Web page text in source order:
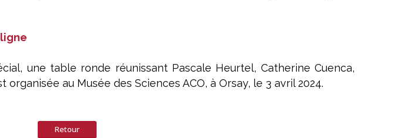
une table ronde réunissant Pascale Heurtel, Catherine Cuenca,
au Musée des Sciences ACO, à Orsay, le 3 avril 2024.
Retour